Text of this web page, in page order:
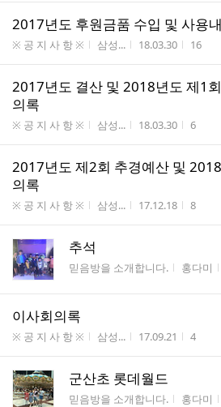
2017년도 후원금품 수입 및 사용
게시판명
※ 공 지 사 항 ※ 작성자
삼성... 작성시간
18.03.30 조회수
16
2017년도 결산 및 2018년도 제1
의록
게시판명
※ 공 지 사 항 ※ 작성자
삼성... 작성시간
18.03.30 조회수
6
2017년도 제2회 추경예산 및
의록
게시판명
※ 공 지 사 항 ※ 작성자
삼성... 작성시간
17.12.18 조회수
8
추석
게시판명
믿음방을 소개합니다. 작성자
홍다미
이사회의록
게시판명
※ 공 지 사 항 ※ 작성자
삼성... 작성시간
17.09.21 조회수
4
군산초 롯데월드
게시판명
믿음방을 소개합니다. 작성자
홍다미